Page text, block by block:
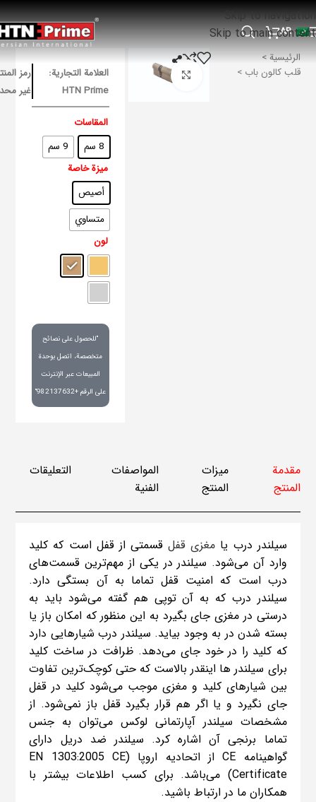
Skip to navigation
Skip to main content
AR
الرئيسية
قلب كالون باب
Click to enlargeالعلامة التجارية:
HTN Prime
رمز
غير
المقاسات
8 سم
9 سم
ميزة خاصة
أصيص
متساوي
لون
"للحصول على نصائح
متخصصة، اتصل بوحدة
المبيعات عبر الإنترنت
على الرقم +982137632"
مقدمة
المنتج
ميزات
المنتج
المواصفات
الفنية
التعليقات
سیلندر درب یا مغزی قفلقسمتی از قفل است که کلید
وارد آن می‌شود. سیلندر در یکی از مهم‌ترین قسمت‌های
درب است که امنیت قفل تماما به آن بستگی دارد.
سیلندر درب که به آن توپی هم گفته می‌شود باید به
درستی در مغزی جای بگیرد به این منظور که امکان باز یا
بسته شدن در به وجود بیاید. سیلندر درب شیارهایی دارد
که کلید را در خود جای می‌دهد. ظرافت در ساخت کلید
برای سیلندر ها اینقدر بالاست که حتی کوچک‌ترین تفاوت
بین شیارهای کلید و مغزی موجب می‌شود کلید در قفل
جای نگیرد و یا اگر هم قرار بگیرد قفل باز نمی‌شود. از
مشخصات سیلندر آپارتمانی لوکس می‌توان به جنس
تماما برنجی آن اشاره کرد. سیلندر ضد دریل دارای
گواهینامه CE از اتحادیه اروپا (EN 1303:2005 CE
Certificate) می‌باشد. برای کسب اطلاعات بیشتر با
همکاران ما در ارتباط باشید.